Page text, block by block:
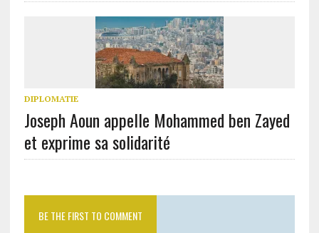
DIPLOMATIE
Joseph Aoun appelle Mohammed ben Zayed
et exprime sa solidarité
BE THE FIRST TO COMMENT